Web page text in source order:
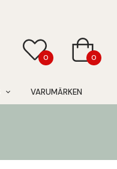
0 0
VARUMÄRKEN